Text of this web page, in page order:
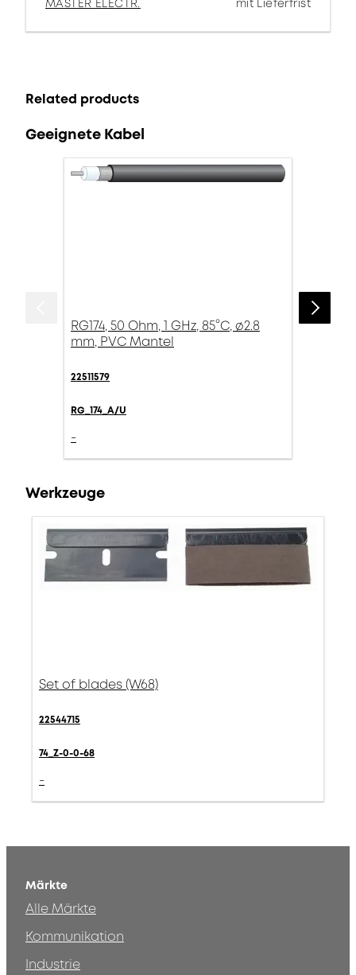
MASTER ELECTR. mit Lieferfrist
Related products
Geeignete Kabel
RG174, 50 Ohm, 1 GHz, 85°C, ø2.8
mm, PVC Mantel
22511579
RG_174_A/U
-
Werkzeuge
Set of blades (W68)
22544715
74_Z-0-0-68
-
Märkte
Alle Märkte
Kommunikation
Industrie